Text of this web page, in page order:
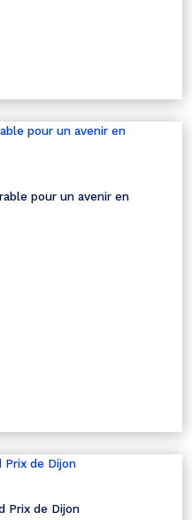
pour un avenir en
Prix de Dijon